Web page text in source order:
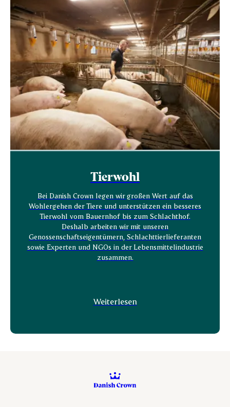
Tierwohl
Bei Danish Crown legen wir großen Wert auf das
Wohlergehen der Tiere und unterstützen ein besseres
Tierwohl vom Bauernhof bis zum Schlachthof.
Deshalb arbeiten wir mit unseren
Genossenschaftseigentümern, Schlachttierlieferanten
sowie Experten und NGOs in der Lebensmittelindustrie
zusammen.
Weiterlesen